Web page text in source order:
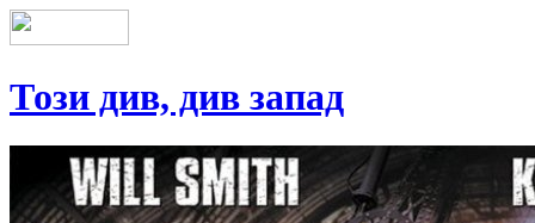
Този див, див запад